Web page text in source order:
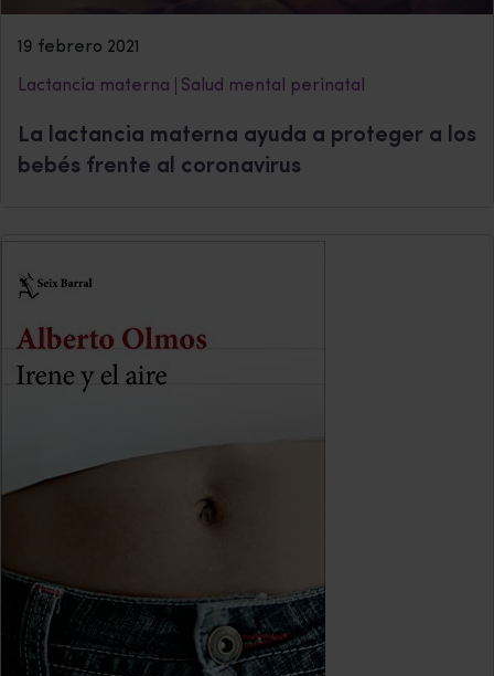
19 febrero 2021
Lactancia materna Salud mental perinatal
La lactancia materna ayuda a proteger a los
bebés frente al coronavirus